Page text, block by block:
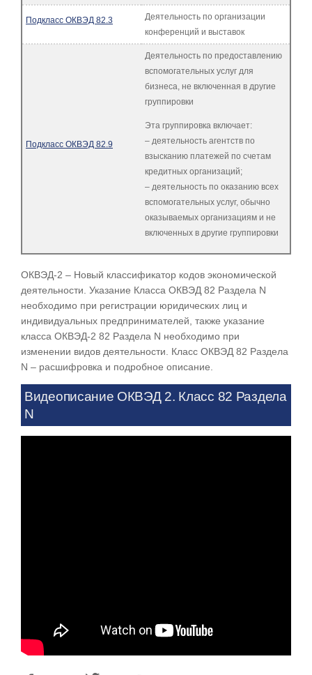
Подкласс ОКВЭД 82.3
Деятельность по организации
конференций и выставок
Подкласс ОКВЭД 82.9
Деятельность по предоставлению
вспомогательных услуг для
бизнеса, не включенная в другие
группировки
Эта группировка включает:
– деятельность агентств по
взысканию платежей по счетам
кредитных организаций;
– деятельность по оказанию всех
вспомогательных услуг, обычно
оказываемых организациям и не
включенных в другие группировки
ОКВЭД-2 – Новый классификатор кодов экономической
деятельности. Указание Класса ОКВЭД 82 Раздела N
необходимо при регистрации юридических лиц и
индивидуальных предпринимателей, также указание
класса ОКВЭД-2 82 Раздела N необходимо при
изменении видов деятельности. Класс ОКВЭД 82 Раздела
N – расшифровка и подробное описание.
Видеописание ОКВЭД 2. Класс 82 Раздела
N